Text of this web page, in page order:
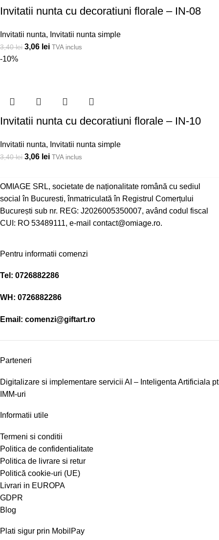
Invitatii nunta cu decoratiuni florale – IN-08
Invitatii nunta, Invitatii nunta simple
3,40lei 3,06 lei TVA inclus
-10%
Invitatii nunta cu decoratiuni florale – IN-10
Invitatii nunta, Invitatii nunta simple
3,40lei 3,06 lei TVA inclus
OMIAGE SRL, societate de naționalitate română cu sediul
social în Bucuresti, înmatriculată în Registrul Comerțului
București sub nr. REG: J2026005350007, având codul fiscal
CUI: RO 53489111, e-mail contact@omiage.ro.
Pentru informatii comenzi
Tel: 0726882286
WH: 0726882286
Email: comenzi@giftart.ro
Parteneri
Digitalizare si implementare servicii AI – Inteligenta Artificiala pt
IMM-uri
Informatii utile
Termeni si conditii
Politica de confidentialitate
Politica de livrare si retur
Politică cookie-uri (UE)
Livrari in EUROPA
GDPR
Blog
Plati sigur prin MobilPay